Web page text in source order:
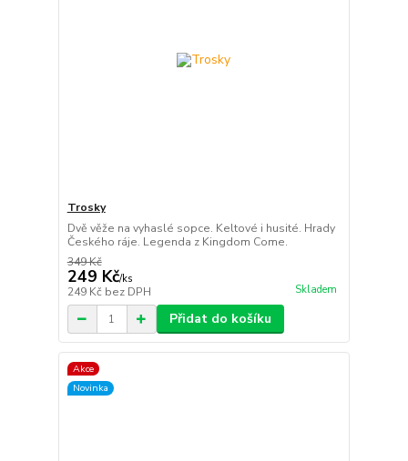
Trosky
Dvě věže na vyhaslé sopce. Keltové i husité. Hrady
Českého ráje. Legenda z Kingdom Come.
349 Kč
249 Kč/ks
249 Kč bez DPH Skladem
Přidat do košíku
Akce
Novinka